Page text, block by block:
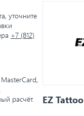
уточните
+7 (812)
расчёт.
EZ Tattoo